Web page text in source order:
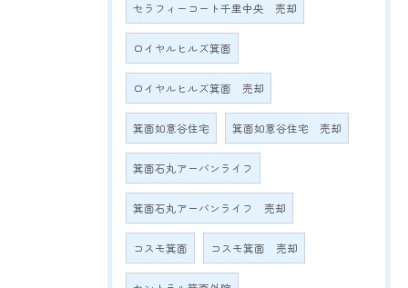
セラフィーコート千里中央 売却
ロイヤルヒルズ箕面
ロイヤルヒルズ箕面 売却
箕面如意谷住宅 箕面如意谷住宅 売却
箕面石丸アーバンライフ
箕面石丸アーバンライフ 売却
コスモ箕面 コスモ箕面 売却